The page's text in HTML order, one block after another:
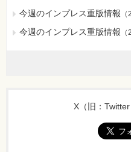
今週のインプレス重版情報 （
今週のインプレス重版情報 （
X（旧：